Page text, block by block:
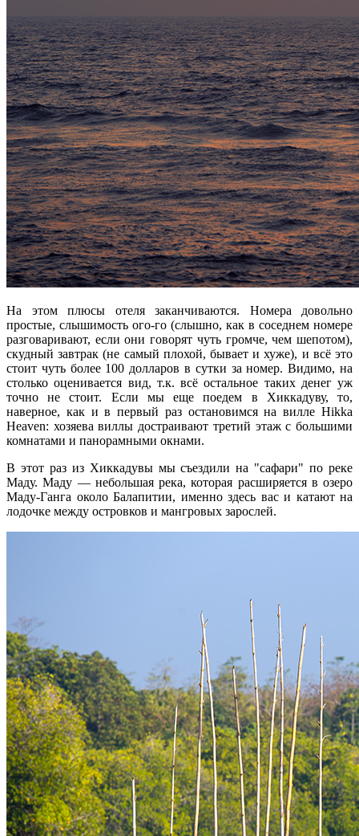
На этом плюсы отеля заканчиваются. Номера довольно
простые, слышимость ого-го (слышно, как в соседнем номере
разговаривают, если они говорят чуть громче, чем шепотом),
скудный завтрак (не самый плохой, бывает и хуже), и всё это
стоит чуть более 100 долларов в сутки за номер. Видимо, на
столько оценивается вид, т.к. всё остальное таких денег уж
точно не стоит. Если мы еще поедем в Хиккадуву, то,
наверное, как и в первый раз остановимся на вилле Hikka
Heaven: хозяева виллы достраивают третий этаж с большими
комнатами и панорамными окнами.
В этот раз из Хиккадувы мы съездили на "сафари" по реке
Маду. Маду — небольшая река, которая расширяется в озеро
Маду-Ганга около Балапитии, именно здесь вас и катают на
лодочке между островков и мангровых зарослей.